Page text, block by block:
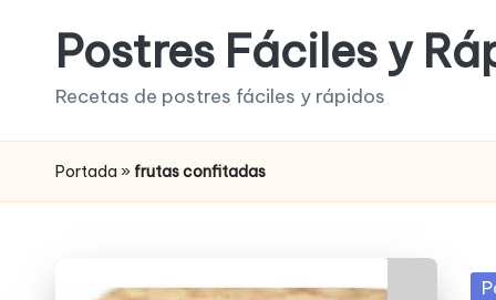
Postres Fáciles y
Recetas de postres fáciles y rápidos
Portada » frutas confitadas